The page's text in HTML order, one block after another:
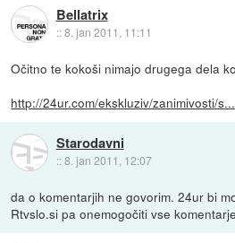
Bellatrix
::8. jan 2011, 11:11
Očitno te kokoši nimajo drugega dela
http://24ur.com/ekskluziv/zanimivosti/s...
Starodavni
::8. jan 2011, 12:07
da o komentarjih ne govorim. 24ur bi
Rtvslo.si pa onemogočiti vse